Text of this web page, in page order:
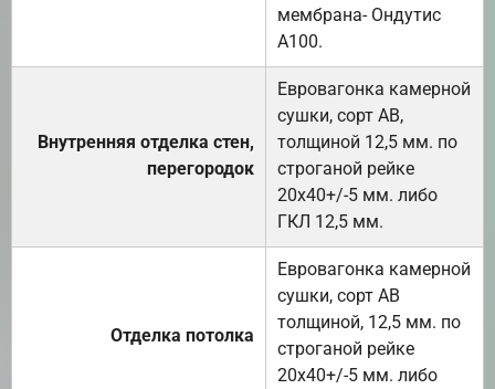
мембрана- Ондутис
А100.
Внутренняя отделка стен,
перегородок
Евровагонка камерной
сушки, сорт АВ,
толщиной 12,5 мм. по
строганой рейке
20х40+/-5 мм. либо
ГКЛ 12,5 мм.
Отделка потолка
Евровагонка камерной
сушки, сорт АВ
толщиной, 12,5 мм. по
строганой рейке
20х40+/-5 мм. либо